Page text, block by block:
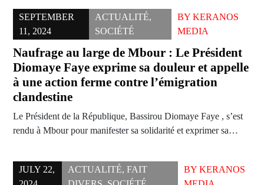
SEPTEMBER
11, 2024
ACTUALITÉ,
SOCIÉTÉ
BY KERANOS
MEDIA
Naufrage au large de Mbour : Le Président
Diomaye Faye exprime sa douleur et appelle
à une action ferme contre l’émigration
clandestine
Le Président de la République, Bassirou Diomaye Faye , s’est
rendu à Mbour pour manifester sa solidarité et exprimer sa…
JULY 22,
ACTUALITÉ, FAIT
BY KERANOS